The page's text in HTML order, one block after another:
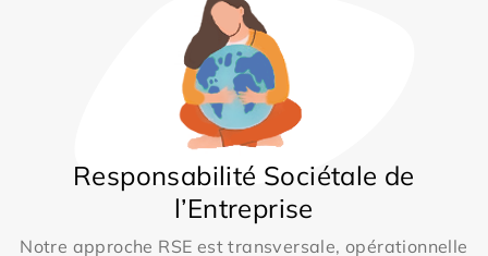
Responsabilité Sociétale de
l’Entreprise
Notre approche RSE est transversale, opérationnelle